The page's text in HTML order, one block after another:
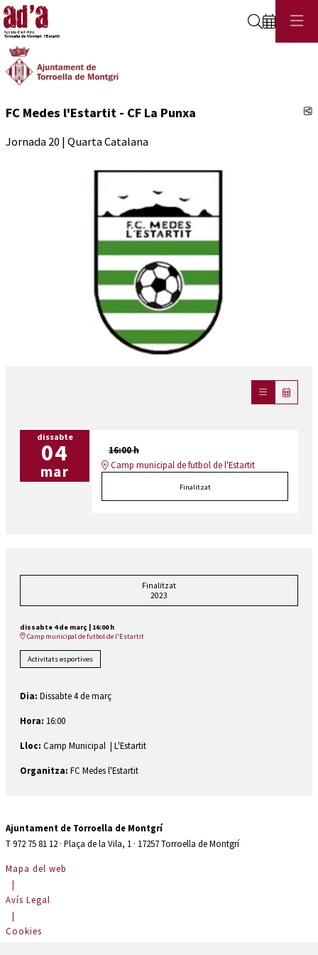
Cerca
FC Medes l'Estartit - CF La Punxa
Jornada 20 | Quarta Catalana
dissabte
04
mar
16:00 h
Camp municipal de futbol de l'Estartit
Finalitzat
Finalitzat
2023
dissabte 4 de març | 16:00 h
Camp municipal de futbol de l'Estartit
Activitats esportives
Dia: Dissabte 4 de març
Hora: 16:00
Lloc: Camp Municipal | L'Estartit
Organitza: FC Medes l'Estartit
Ajuntament de Torroella de Montgrí
T 972 75 81 12 · Plaça de la Vila, 1 · 17257 Torroella de Montgrí
Mapa del web
|
Avís Legal
|
Cookies